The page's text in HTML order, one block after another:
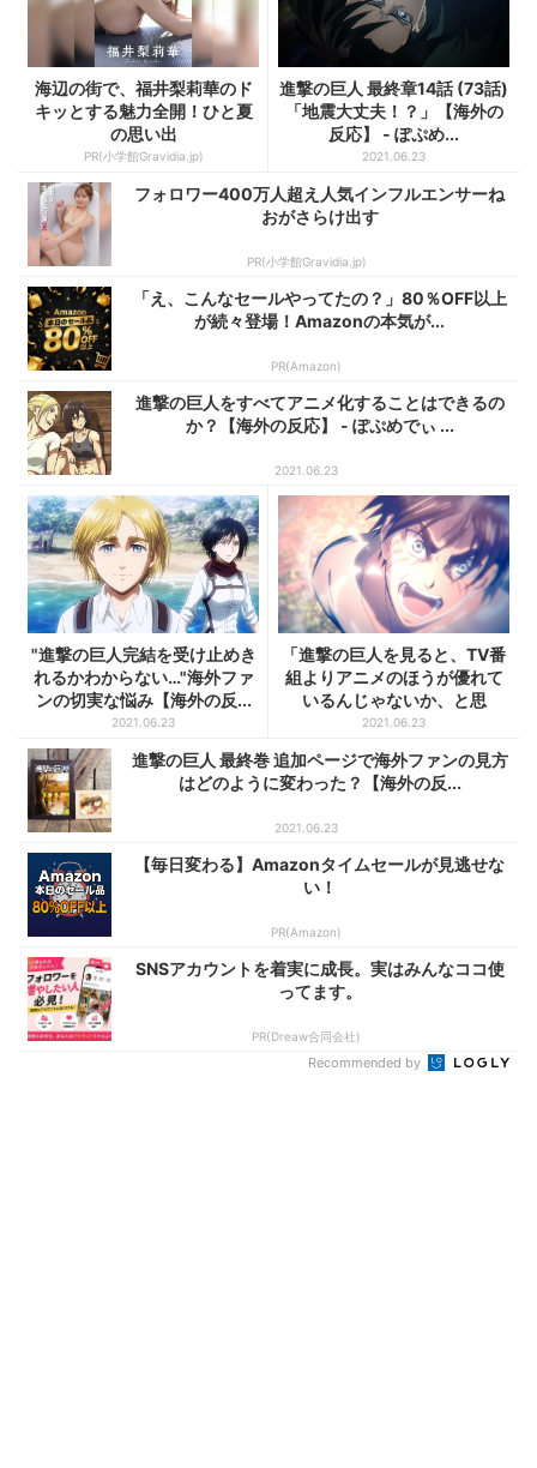
海辺の街で、福井梨莉華のド
キッとする魅力全開！ひと夏
の思い出
PR(小学館Gravidia.jp)
進撃の巨人 最終章14話 (73話)
「地震大丈夫！？」【海外の
反応】 - ぽぷめ...
2021.06.23
フォロワー400万人超え人気インフルエンサーね
おがさらけ出す
PR(小学館Gravidia.jp)
「え、こんなセールやってたの？」80％OFF以上
が続々登場！Amazonの本気が...
PR(Amazon)
進撃の巨人をすべてアニメ化することはできるの
か？【海外の反応】 - ぽぷめでぃ ...
2021.06.23
"進撃の巨人完結を受け止めき
れるかわからない…"海外ファ
ンの切実な悩み【海外の反...
2021.06.23
「進撃の巨人を見ると、TV番
組よりアニメのほうが優れて
いるんじゃないか、と思
う」...
2021.06.23
進撃の巨人 最終巻 追加ページで海外ファンの見方
はどのように変わった？【海外の反...
2021.06.23
【毎日変わる】Amazonタイムセールが見逃せな
い！
PR(Amazon)
SNSアカウントを着実に成長。実はみんなココ使
ってます。
PR(Dreaw合同会社)
Recommended by